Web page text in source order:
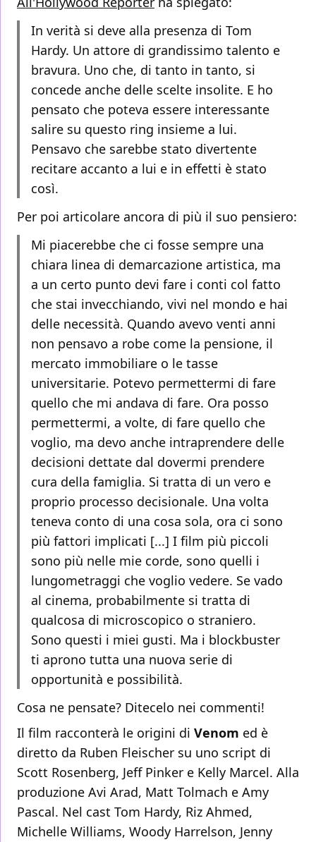
In verità si deve alla presenza di Tom
Hardy. Un attore di grandissimo talento e
bravura. Uno che, di tanto in tanto, si
concede anche delle scelte insolite. E ho
pensato che poteva essere interessante
salire su questo ring insieme a lui.
Pensavo che sarebbe stato divertente
recitare accanto a lui e in effetti è stato
così.
Per poi articolare ancora di più il suo pensiero:
Mi piacerebbe che ci fosse sempre una
chiara linea di demarcazione artistica, ma
a un certo punto devi fare i conti col fatto
che stai invecchiando, vivi nel mondo e hai
delle necessità. Quando avevo venti anni
non pensavo a robe come la pensione, il
mercato immobiliare o le tasse
universitarie. Potevo permettermi di fare
quello che mi andava di fare. Ora posso
permettermi, a volte, di fare quello che
voglio, ma devo anche intraprendere delle
decisioni dettate dal dovermi prendere
cura della famiglia. Si tratta di un vero e
proprio processo decisionale. Una volta
teneva conto di una cosa sola, ora ci sono
più fattori implicati [...] I film più piccoli
sono più nelle mie corde, sono quelli i
lungometraggi che voglio vedere. Se vado
al cinema, probabilmente si tratta di
qualcosa di microscopico o straniero.
Sono questi i miei gusti. Ma i blockbuster
ti aprono tutta una nuova serie di
opportunità e possibilità.
Cosa ne pensate? Ditecelo nei commenti!
Il film racconterà le origini di Venom ed è
diretto da Ruben Fleischer su uno script di
Scott Rosenberg, Jeff Pinker e Kelly Marcel. Alla
produzione Avi Arad, Matt Tolmach e Amy
Pascal. Nel cast Tom Hardy, Riz Ahmed,
Michelle Williams, Woody Harrelson, Jenny